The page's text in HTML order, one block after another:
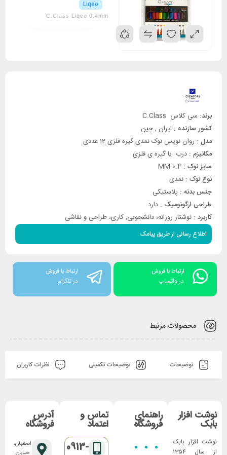
Liqeo
C.Class Liqeo 0.4mm
برند: سی کلاس C.Class
کشور سازنده : ایران , چین
مدل : روان نویس نوک نمدی گیره فلزی 12 عددی
مکانیزم : درب یا گیره ی فلزی
سایز نوک :
نوع نوک : نمدی
جنس بدنه : پلاستیکی
طراحی ارگونومیک : دارد
کاربرد : نوشتار روزانه، دانشجویی, کاری، طراحی و نقاشی
اطلاع رسانی از طریق پیامک
ارتباط با فروش
در واتساپ
ارتباط با فروش
در تلگرام
محصولات مرتبط
توضیحات توضیحات تکمیلی نظرات کاربران
نوشت افزار
بابک
نوشت افزار بابک
از سال ۱۳۵۴
راهنمای
فروشگاه
تماس و
اعتماد
0913-
آدرس
فروشگاه
اصفهان،
خیابان